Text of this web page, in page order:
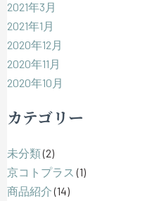
2021年3月
2021年1月
2020年12月
2020年11月
2020年10月
カテゴリー
未分類(2)
京コトプラス (1)
商品紹介(14)